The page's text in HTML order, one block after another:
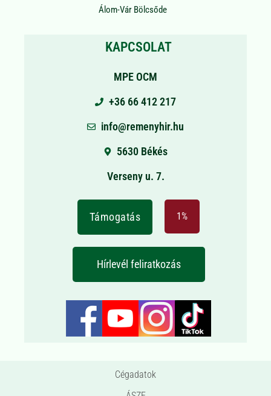
Álom-Vár Bölcsőde
KAPCSOLAT
MPE OCM
+36 66 412 217
info@remenyhir.hu
5630 Békés
Verseny u. 7.
Támogatás 1%
Hírlevél feliratkozás
Cégadatok